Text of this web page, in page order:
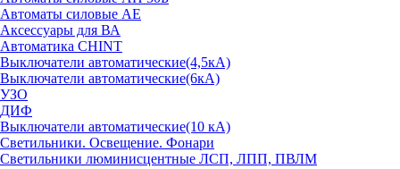
Автоматы силовые АЕ
Аксессуары для ВА
Автоматика CHINT
Выключатели автоматические(4,5кА)
Выключатели автоматические(6кА)
УЗО
ДИФ
Выключатели автоматические(10 кА)
Светильники. Освещение. Фонари
Светильники люминисцентные ЛСП, ЛПП, ПВЛМ